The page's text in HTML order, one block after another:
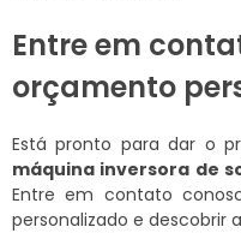
Entre em
orçamento
Está pronto para dar o
máquina inversora de
Entre em contato
personalizado e descobrir